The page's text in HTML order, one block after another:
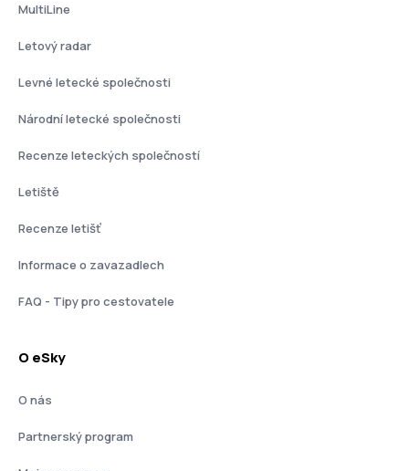
MultiLine
Letový radar
Levné letecké společnosti
Národní letecké společnosti
Recenze leteckých společností
Letiště
Recenze letišť
Informace o zavazadlech
FAQ - Tipy pro cestovatele
O eSky
O nás
Partnerský program